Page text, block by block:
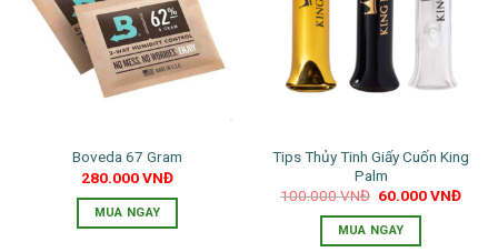
Boveda 67 Gram
280.000VNĐ
MUA NGAY
Tips Thủy Tinh Giấy Cuốn King
Palm
100.000VNĐ Giá
là:
100.000 VNĐ.
60.000VNĐGiá
MUA NGAY